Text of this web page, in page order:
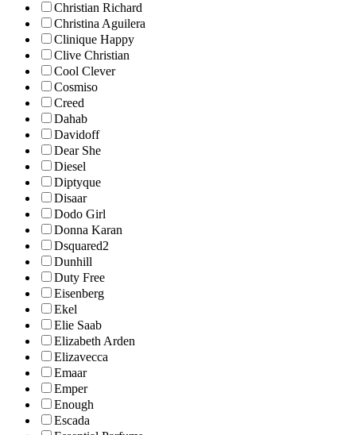
Christian Richard
Christina Aguilera
Clinique Happy
Clive Christian
Cool Clever
Cosmiso
Creed
Dahab
Davidoff
Dear She
Diesel
Diptyque
Disaar
Dodo Girl
Donna Karan
Dsquared2
Dunhill
Duty Free
Eisenberg
Ekel
Elie Saab
Elizabeth Arden
Elizavecca
Emaar
Emper
Enough
Escada